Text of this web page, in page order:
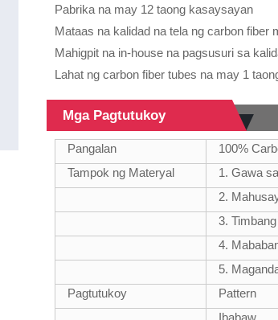
Pabrika na may 12 taong kasaysayan
Mataas na kalidad na tela ng carbon fiber
Mahigpit na in-house na pagsusuri sa
Lahat ng carbon fiber tubes na may 1
Mga Pagtutukoy
Pangalan
100%
Tampok ng Materyal
1. Gawa
2.
3.
4.
5.
Pagtutukoy
Pattern